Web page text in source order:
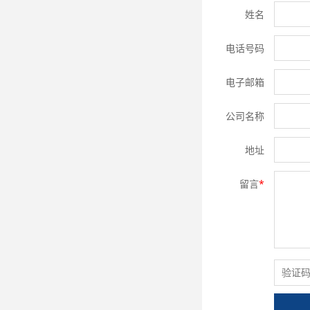
姓名
电话号码
电子邮箱
公司名称
地址
留言*